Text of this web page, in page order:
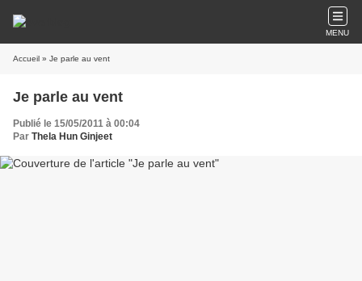
MENU
Accueil » Je parle au vent
Je parle au vent
Publié le 15/05/2011 à 00:04
Par Thela Hun Ginjeet